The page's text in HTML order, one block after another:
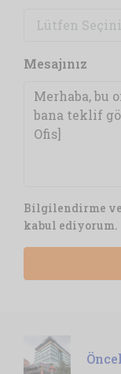
Lütfen
Mesajınız
Bilgilendirme
kabul ediyorum.